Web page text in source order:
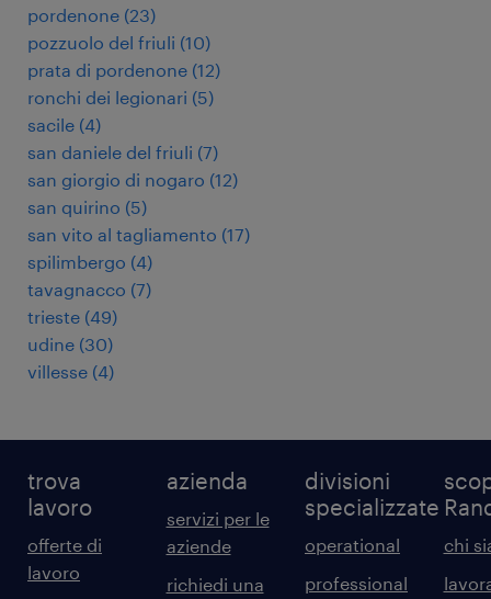
pordenone (23)
pozzuolo del friuli (10)
prata di pordenone (12)
ronchi dei legionari (5)
sacile (4)
san daniele del friuli (7)
san giorgio di nogaro (12)
san quirino (5)
san vito al tagliamento (17)
spilimbergo (4)
tavagnacco (7)
trieste (49)
udine (30)
villesse (4)
trova
lavoro
offerte di
lavoro
azienda
servizi per le
aziende
richiedi una
divisioni
specializzate
operational
professional
chi